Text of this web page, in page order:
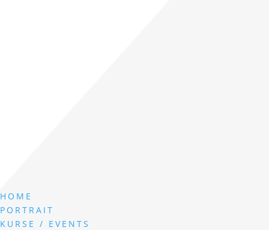
HOME
PORTRAIT
KURSE / EVENTS